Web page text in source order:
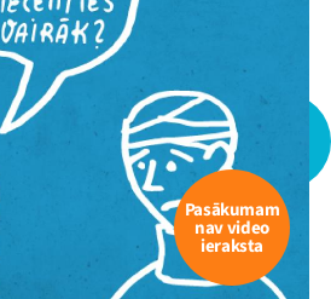
Pasākumam
nav video
ieraksta